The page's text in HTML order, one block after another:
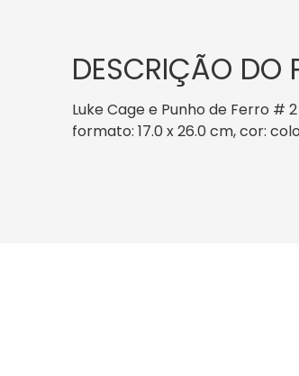
DESCRIÇÃO DO
Luke Cage e Punho de Ferro #
formato: 17.0 x 26.0 cm, cor: